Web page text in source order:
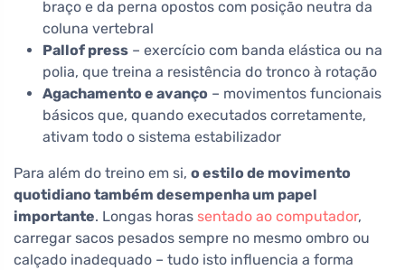
braço e da perna opostos com posição neutra da
coluna vertebral
Pallof press – exercício com banda elástica ou na
polia, que treina a resistência do tronco à rotação
Agachamento e avanço – movimentos funcionais
básicos que, quando executados corretamente,
ativam todo o sistema estabilizador
Para além do treino em si, o estilo de movimento
quotidiano também desempenha um papel
importante. Longas horas sentado ao computador,
carregar sacos pesados sempre no mesmo ombro ou
calçado inadequado – tudo isto influencia a forma